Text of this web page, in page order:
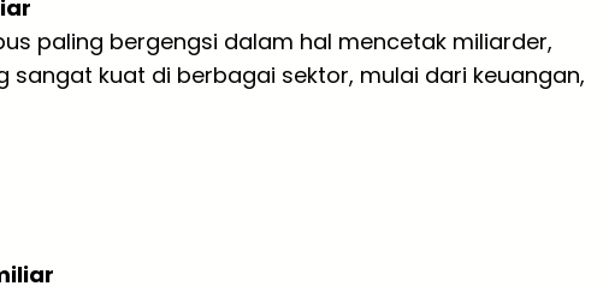
paling bergengsi dalam hal mencetak miliarder,
sangat kuat di berbagai sektor, mulai dari keuangan,